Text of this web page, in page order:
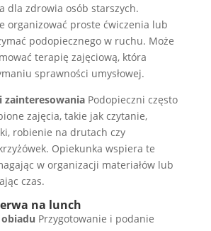
dla zdrowia osób starszych.
organizować proste ćwiczenia lub
podopiecznego w ruchu. Może
terapię zajęciową, która
sprawności umysłowej.
zainteresowaniaPodopieczni często
zajęcia, takie jak czytanie,
robienie na drutach czy
Opiekunka wspiera te
w organizacji materiałów lub
czas.
na lunch
Przygotowanie i podanie